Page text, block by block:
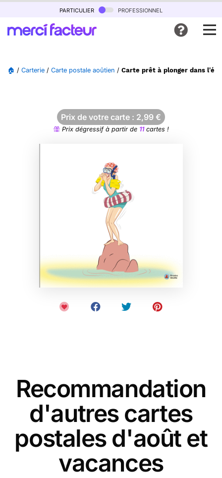
particulier professionnel
🏠 / Carterie / Carte postale aoûtien / Carte prêt à plonger dans
Prix de votre carte : 2,99 €
Prix dégressif à partir de 11cartes !
Recommandation
d'autres cartes
postales d'août et
vacances